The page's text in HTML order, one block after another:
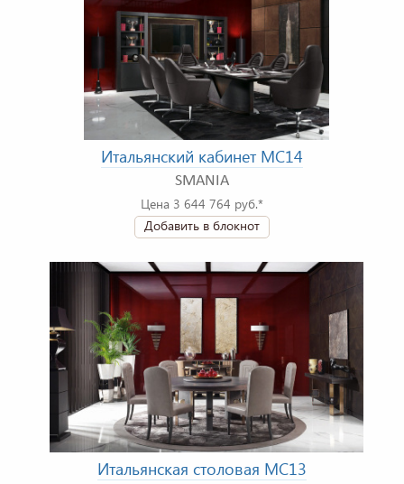
Итальянский кабинет MC14
SMANIA
Цена 3 644 764 руб.*
Добавить в блокнот
Итальянская столовая MC13